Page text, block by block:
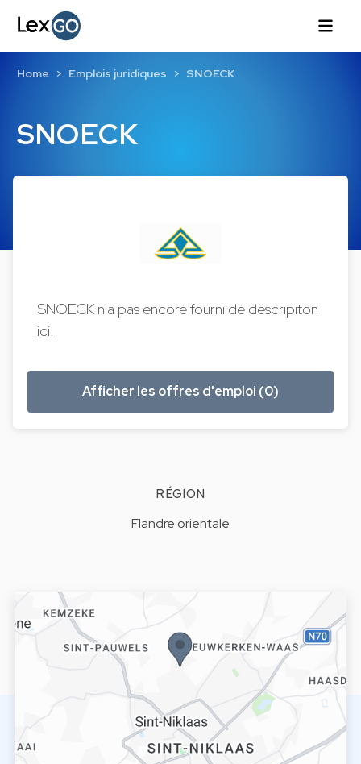
SNOECK
Home Emplois juridiques SNOECK
SNOECK n'a pas encore fourni de descripiton
ici.
Afficher les offres d'emploi (0)
RÉGION
Flandre orientale